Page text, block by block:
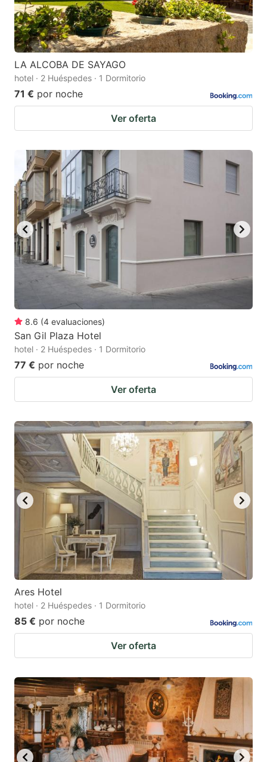
LA ALCOBA DE SAYAGO
hotel · 2 Huéspedes · 1 Dormitorio
71 € por noche
Ver oferta
8.6 (4 evaluaciones)
San Gil Plaza Hotel
hotel · 2 Huéspedes · 1 Dormitorio
77 € por noche
Ver oferta
Ares Hotel
hotel · 2 Huéspedes · 1 Dormitorio
85 € por noche
Ver oferta